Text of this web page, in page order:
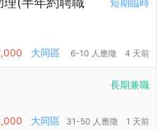
大同區 6-10 人應徵 4 天前
長期兼職
大同區 31-50 人應徵 1 天前